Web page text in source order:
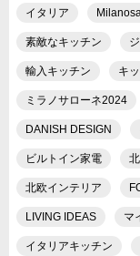
イタリア
素敵なキッチン
輸入キッチン キ
ミラノサローネ2024
DANISH DESIGN
ビルトイン家電
北欧インテリア
LIVING IDEAS マ
イタリアキッチン